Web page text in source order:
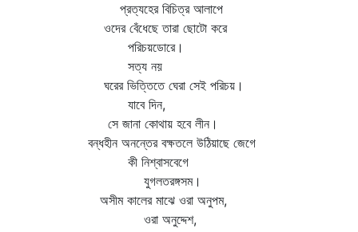
প্রত্যহের বিচিত্র আলাপে
ওদের বেঁধেছে তারা ছোটো করে
পরিচয়ডোরে।
সত্য নয়
ঘরের ভিত্তিতে ঘেরা সেই পরিচয়।
যাবে দিন,
সে জানা কোথায় হবে লীন।
বন্ধহীন অনন্তের বক্ষতলে উঠিয়াছে জেগে
কী নিশ্বাসবেগে
যুগলতরঙ্গসম।
অসীম কালের মাঝে ওরা অনুপম,
ওরা অনুদ্দেশ,